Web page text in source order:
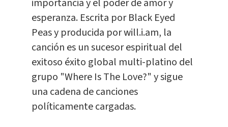
importancia y el poder de amor y
esperanza. Escrita por Black Eyed
Peas y producida por will.i.am, la
canción es un sucesor espiritual del
exitoso éxito global multi-platino del
grupo "Where Is The Love?" y sigue
una cadena de canciones
políticamente cargadas.